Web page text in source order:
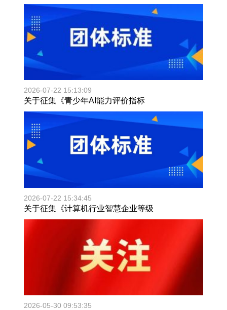
2026-07-22 15:13:09
关于征集《青少年AI能力评价指标
2026-07-22 15:34:45
关于征集《计算机行业智慧企业等级
2026-05-30 09:53:35